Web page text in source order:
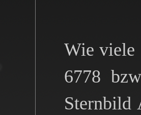
Wie viele
6778
Sternbild